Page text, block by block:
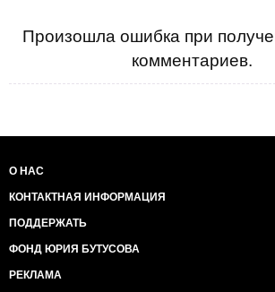
Произошла ошибка при
комментариев.
О НАС
КОНТАКТНАЯ ИНФОРМАЦИЯ
ПОДДЕРЖАТЬ
ФОНД ЮРИЯ БУТУСОВА
РЕКЛАМА